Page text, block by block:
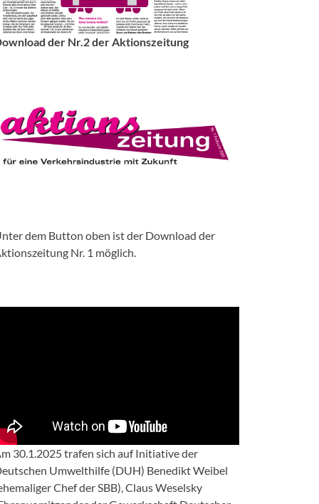
der Nr.2 der Aktionszeitung
dem Button oben ist der Download der
Nr. 1 möglich.
30.1.2025 trafen sich auf Initiative der
Umwelthilfe (DUH) Benedikt Weibel
Chef der SBB), Claus Weselsky